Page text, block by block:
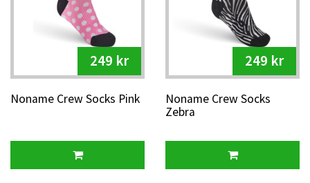
249 kr
Noname Crew Socks Pink
249 kr
Noname Crew Socks
Zebra